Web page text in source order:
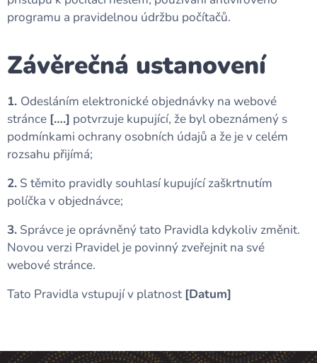
programu a pravidelnou údržbu počítačů.
Závěrečná ustanovení
1. Odesláním elektronické objednávky na webové
stránce [….] potvrzuje kupující, že byl obeznámený s
podmínkami ochrany osobních údajů a že je v celém
rozsahu přijímá;
2. S těmito pravidly souhlasí kupující zaškrtnutím
políčka v objednávce;
3. Správce je oprávněný tato Pravidla kdykoliv změnit.
Novou verzi Pravidel je povinný zveřejnit na své
webové stránce.
Tato Pravidla vstupují v platnost [Datum]